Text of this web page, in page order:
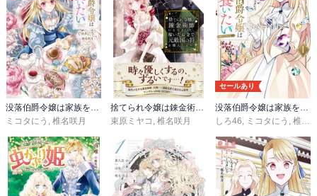
没落伯爵令嬢は家族を養いたい 短編集
ミコタにう , 椎名咲月
捨てられ令嬢は錬金術師になりました。稼いだお金で元敵国の将を購入します。
束原ミヤコ , 椎名咲月
セールあり
没落伯爵令嬢は家族を養いたい@COMIC
しろ46, ミコタにう , 椎名咲月